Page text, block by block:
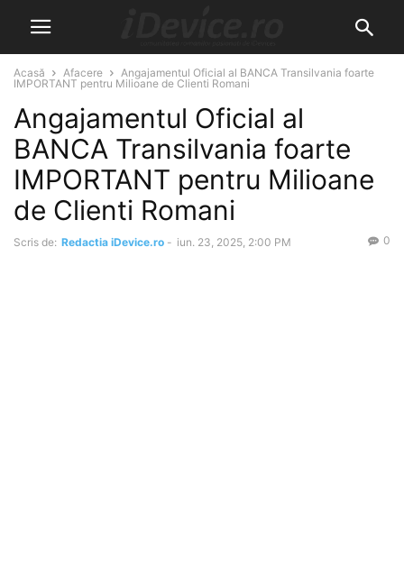
Acasă Afacere
Angajamentul Oficial al BANCA Transilvania foarte
IMPORTANT pentru Milioane de Clienti Romani
Angajamentul Oficial al
BANCA Transilvania foarte
IMPORTANT pentru Milioane
de Clienti Romani
Scris de: Redactia iDevice.ro - iun. 23, 2025, 2:00 PM 0